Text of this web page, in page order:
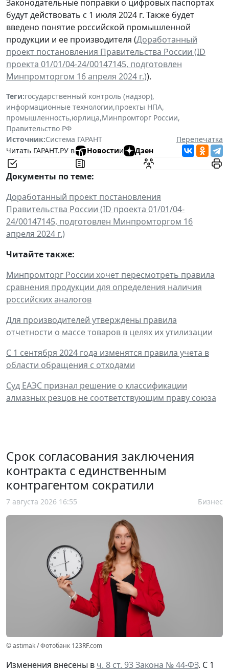
Законодательные поправки о цифровых паспортах
будут действовать с 1 июля 2024 г. Также будет
введено понятие российской промышленной
продукции и ее производителя (Доработанный
проект постановления Правительства России (ID
проекта 01/01/04-24/00147145, подготовлен
Минпромторгом 16 апреля 2024 г.)).
Теги:государственный контроль (надзор),
информационные технологии,проекты НПА,
промышленность,юрлица,Минпромторг России,
Правительство РФ
Источник:Система ГАРАНТ
Перепечатка
Читать ГАРАНТ.РУ в
Новостии Дзен
Документы по теме:
Доработанный проект постановления
Правительства России (ID проекта 01/01/04-
24/00147145, подготовлен Минпромторгом 16
апреля 2024 г.)
Читайте также:
Минпромторг России хочет пересмотреть правила
сравнения продукции для определения наличия
российских аналогов
Для производителей утверждены правила
отчетности о массе товаров в целях их утилизации
С 1 сентября 2024 года изменятся правила учета в
области обращения с отходами
Суд ЕАЭС признал решение о классификации
алмазных резцов не соответствующим праву союза
Срок согласования заключения
контракта с единственным
контрагентом сократили
7 августа 2026 16:55 Бизнес
© astimak / Фотобанк 123RF.com
Изменения внесены в ч. 8 ст. 93 Закона № 44-ФЗ. С 1